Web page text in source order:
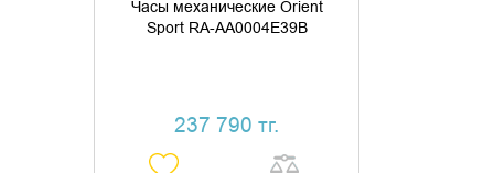
Часы механические Orient
Sport RA-AA0004E39B
237 790 тг.